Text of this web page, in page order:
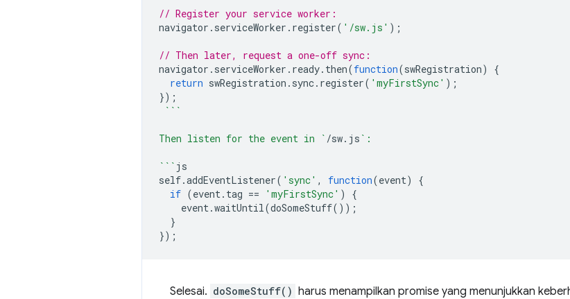
// Register your service worker:
navigator . serviceWorker . register( '/sw.js' );
// Then later, request a one-off sync:
navigator . serviceWorker . ready. then(function(swRegistration)
{
return swRegistration . sync. register( 'myFirstSync' );
});
```
Then listen for the event in ` /sw. js `:
``` js
self.addEventListener( 'sync' , function(event)
{
if (event. tag == 'myFirstSync' )
{
event.waitUntil(doSomeStuff());
}
});
Selesai. doSomeStuff() harus menampilkan promise yang menunjukkan